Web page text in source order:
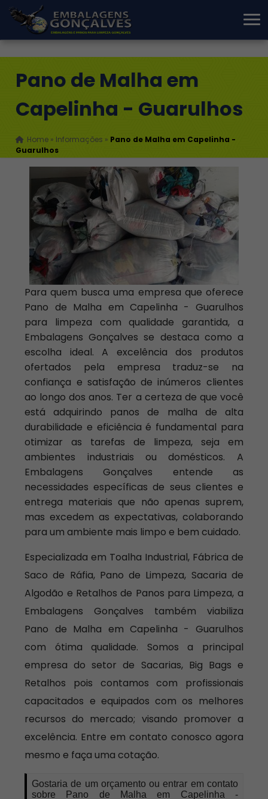
Pano de Malha em
Capelinha - Guarulhos
Home » Informações » Pano de Malha em Capelinha -
Guarulhos
Para quem busca uma empresa que oferece
Pano de Malha em Capelinha - Guarulhos
para limpeza com qualidade garantida, a
Embalagens Gonçalves se destaca como a
escolha ideal. A excelência dos produtos
ofertados pela empresa traduz-se na
confiança e satisfação de inúmeros clientes
ao longo dos anos. Ter a certeza de que você
está adquirindo panos de malha de alta
durabilidade e eficiência é fundamental para
otimizar as tarefas de limpeza, seja em
ambientes industriais ou domésticos. A
Embalagens Gonçalves entende as
necessidades específicas de seus clientes e
entrega materiais que não apenas suprem,
mas excedem as expectativas, colaborando
para um ambiente mais limpo e bem cuidado.
Especializada em Toalha Industrial, Fábrica de
Saco de Ráfia, Pano de Limpeza, Sacaria de
Algodão e Retalhos de Panos para Limpeza, a
Embalagens Gonçalves também viabiliza
Pano de Malha em Capelinha - Guarulhos
com ótima qualidade. Somos a principal
empresa do setor de Sacarias, Big Bags e
Retalhos pois contamos com profissionais
capacitados e equipados com os melhores
recursos do mercado; visando promover a
excelência. Entre em contato conosco agora
mesmo e faça uma cotação.
Gostaria de um orçamento ou entrar em contato
sobre Pano de Malha em Capelinha -